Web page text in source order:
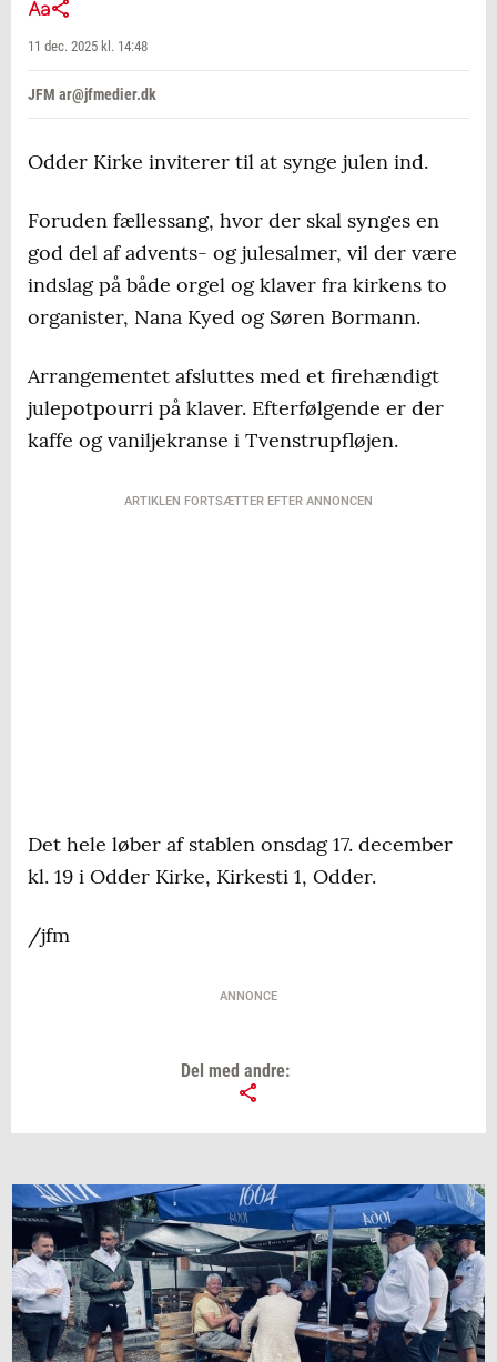
11 dec. 2025 kl. 14:48
JFM ar@jfmedier.dk
Odder Kirke inviterer til at synge julen ind.
Foruden fællessang, hvor der skal synges en
god del af advents- og julesalmer, vil der være
indslag på både orgel og klaver fra kirkens to
organister, Nana Kyed og Søren Bormann.
Arrangementet afsluttes med et firehændigt
julepotpourri på klaver. Efterfølgende er der
kaffe og vaniljekranse i Tvenstrupfløjen.
ARTIKLEN FORTSÆTTER EFTER ANNONCEN
Det hele løber af stablen onsdag 17. december
kl. 19 i Odder Kirke, Kirkesti 1, Odder.
/jfm
ANNONCE
Del med andre: